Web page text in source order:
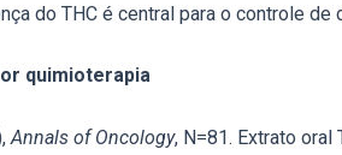
do THC é central para o controle de
quimioterapia
Annals of Oncology, N=81. Extrato oral